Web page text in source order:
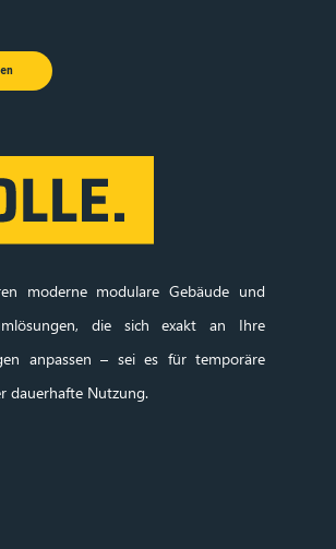
moderne modulare Gebäude und
die sich exakt an Ihre
anpassen – sei es für temporäre
dauerhafte Nutzung.